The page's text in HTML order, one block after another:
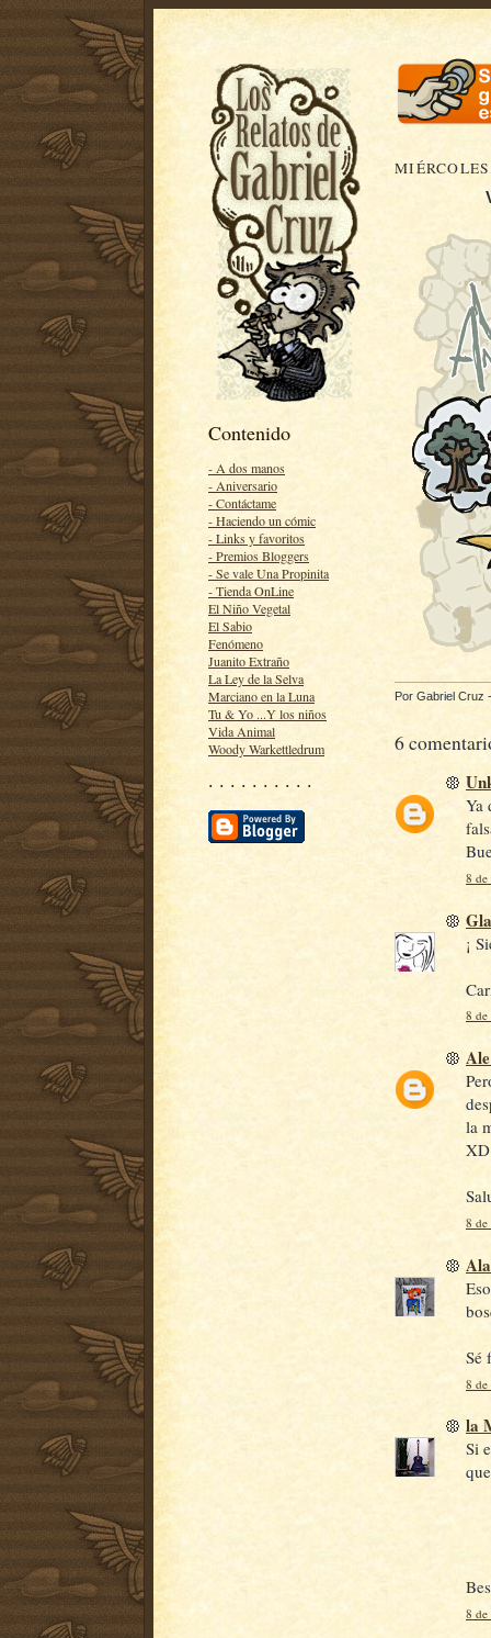
Contenido
- A dos manos
- Aniversario
- Contáctame
- Haciendo un cómic
- Links y favoritos
- Premios Bloggers
- Se vale Una Propinita
- Tienda OnLine
El Niño Vegetal
El Sabio
Fenómeno
Juanito Extraño
La Ley de la Selva
Marciano en la Luna
Tu & Yo ...Y los niños
Vida Animal
Woody Warkettledrum
· · · · · · · · · ·
Por Gabriel Cruz
6
Ya
8 de
¡
8 de
la
XD
8 de
Sé
8 de
la
Si
8 de